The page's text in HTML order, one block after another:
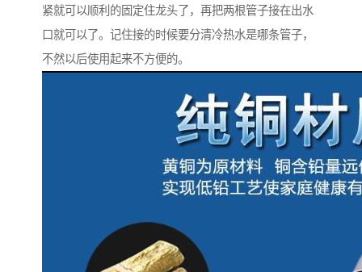
紧就可以顺利的固定住龙头了，再把两根管子接在出水
口就可以了。记住接的时候要分清冷热水是哪条管子，
不然以后使用起来不方便的。